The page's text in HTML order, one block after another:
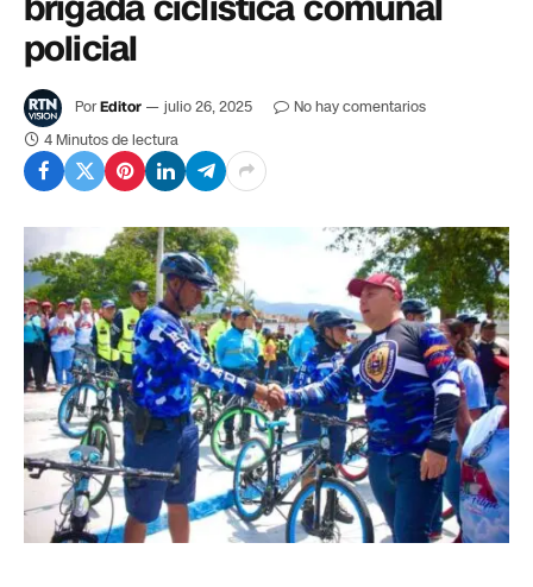
policial
PorEditor julio 26, 2025
No hay comentarios
4 Minutos de lectura